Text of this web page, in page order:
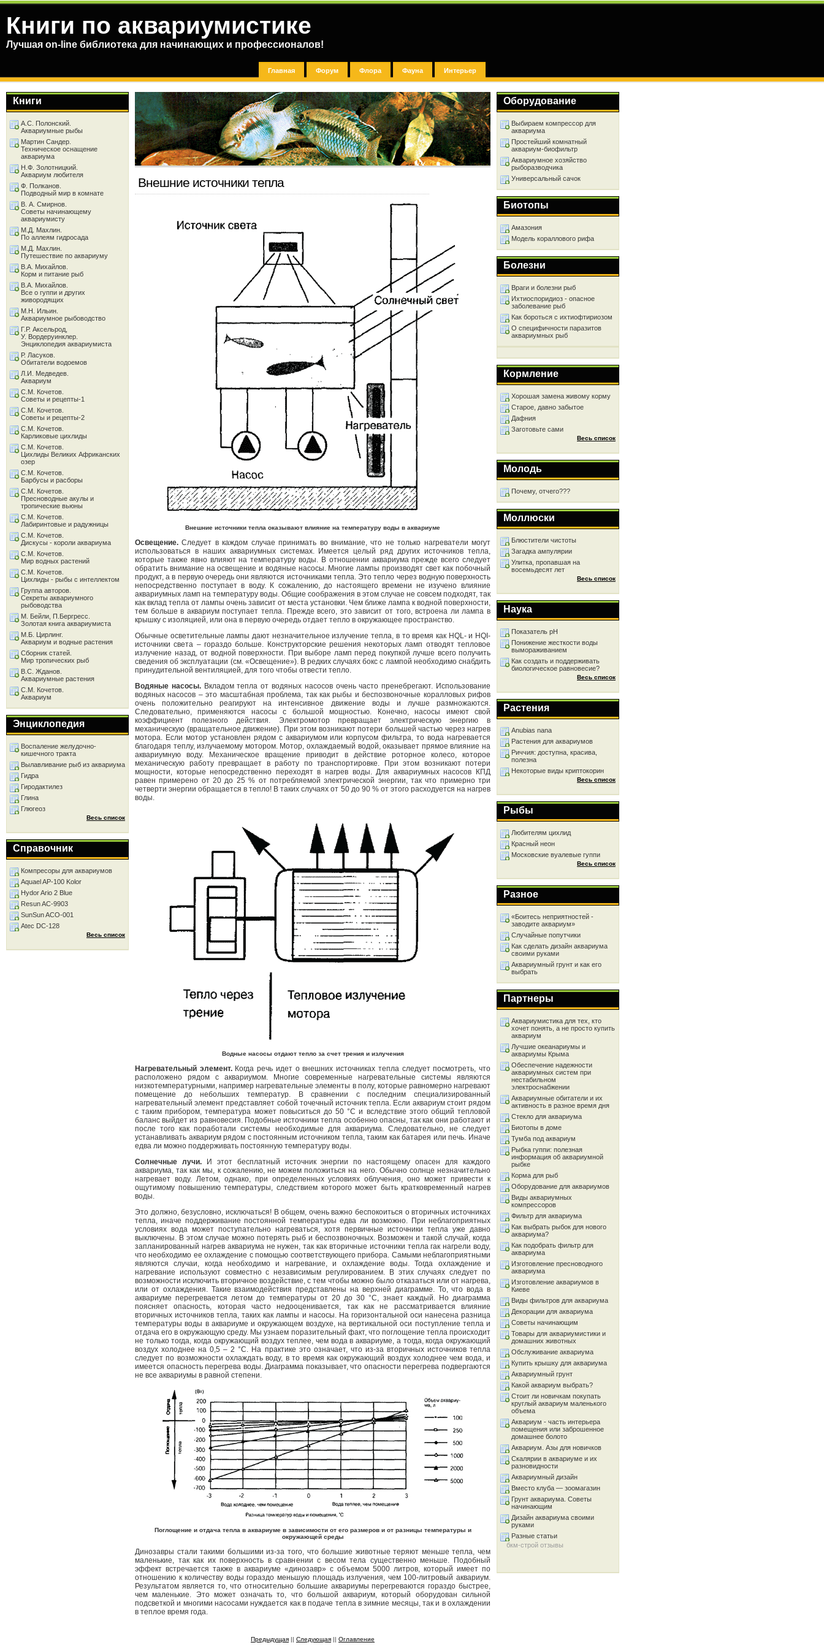
Книги по аквариумистике
Лучшая on-line библиотека для начинающих и профессионалов!
Главная Форум Флора Фауна Интерьер
Внешние источники тепла
Внешние источники тепла оказывают влияние на температуру воды в аквариуме
Освещение. Следует в каждом случае принимать во внимание, что не только нагреватели могут
использоваться в наших аквариумных системах. Имеется целый ряд других источников тепла,
которые также явно влияют на температуру воды. В отношении аквариума прежде всего следует
обратить внимание на освещение и водяные насосы. Многие лампы производят свет как побочный
продукт, а в первую очередь они являются источниками тепла. Это тепло через водную поверхность
непосредственно поступает в воду. К сожалению, до настоящего времени не изучено влияние
аквариумных ламп на температуру воды. Общие соображения в этом случае не совсем подходят, так
как вклад тепла от лампы очень зависит от места установки. Чем ближе лампа к водной поверхности,
тем больше в аквариум поступает тепла. Прежде всего, это зависит от того, встроена ли лампа в
крышку с изоляцией, или она в первую очередь отдает тепло в окружающее пространство.
Обычные осветительные лампы дают незначительное излучение тепла, в то время как HQL- и HQI-
источники света – гораздо больше. Конструкторские решения некоторых ламп отводят тепловое
излучение назад, от водной поверхности. При выборе ламп перед покупкой лучше всего получить
сведения об эксплуатации (см. «Освещение»). В редких случаях бокс с лампой необходимо снабдить
принудительной вентиляцией, для того чтобы отвести тепло.
Водяные насосы.Вкладом тепла от водяных насосов очень часто пренебрегают. Использование
водяных насосов – это масштабная проблема, так как рыбы и беспозвоночные коралловых рифов
очень положительно реагируют на интенсивное движение воды и лучше размножаются.
Следовательно, применяются насосы с большой мощностью. Конечно, насосы имеют свой
коэффициент полезного действия. Электромотор превращает электрическую энергию в
механическую (вращательное движение). При этом возникают потери большей частью через нагрев
мотора. Если мотор установлен рядом с аквариумом или корпусом фильтра, то вода нагревается
благодаря теплу, излучаемому мотором. Мотор, охлаждаемый водой, оказывает прямое влияние на
аквариумную воду. Механическое вращение приводит в действие роторное колесо, которое
механическую работу превращает в работу по транспортировке. При этом возникают потери
мощности, которые непосредственно переходят в нагрев воды. Для аквариумных насосов КПД
равен примерено от 20 до 25 % от потребляемой электрической энергии, так что примерно три
четверти энергии обращается в тепло! В таких случаях от 50 до 90 % от этого расходуется на нагрев
воды.
Водные насосы отдают тепло за счет трения и излучения
Нагревательный элемент.Когда речь идет о внешних источниках тепла следует посмотреть, что
расположено рядом с аквариумом. Многие современные нагревательные системы являются
низкотемпературными, например нагревательные элементы в полу, которые равномерно нагревают
помещение до небольших температур. В сравнении с последним специализированный
нагревательный элемент представляет собой точечный источник тепла. Если аквариум стоит рядом
с таким прибором, температура может повыситься до 50 °С и вследствие этого общий тепловой
баланс выйдет из равновесия. Подобные источники тепла особенно опасны, так как они работают и
после того как поработали системы необходимые для аквариума. Следовательно, не следует
устанавливать аквариум рядом с постоянным источником тепла, таким как батарея или печь. Иначе
едва ли можно поддерживать постоянную температуру воды.
Солнечные лучи.И этот бесплатный источник энергии по настоящему опасен для каждого
аквариума, так как мы, к сожалению, не можем положиться на него. Обычно солнце незначительно
нагревает воду. Летом, однако, при определенных условиях облучения, оно может привести к
ощутимому повышению температуры, следствием которого может быть кратковременный нагрев
воды.
Это должно, безусловно, исключаться! В общем, очень важно беспокоиться о вторичных источниках
тепла, иначе поддерживание постоянной температуры едва ли возможно. При неблагоприятных
условиях вода может поступательно нагреваться, хотя первичные источники тепла уже давно
выключены. В этом случае можно потерять рыб и беспозвоночных. Возможен и такой случай, когда
запланированный нагрев аквариума не нужен, так как вторичные источники тепла гак нагрели воду,
что необходимо ее охлаждение с помощью соответствующего прибора. Самыми неблагоприятными
являются случаи, когда необходимо и нагревание, и охлаждение воды. Тогда охлаждение и
нагревание используют совместно с независимым регулированием. В этих случаях следует по
возможности исключить вторичное воздействие, с тем чтобы можно было отказаться или от нагрева,
или от охлаждения. Такие взаимодействия представлены на верхней диаграмме. То, что вода в
аквариуме перегревается летом до температуры от 20 до 30 °C, знает каждый. Но диаграмма
поясняет опасность, которая часто недооценивается, так как не рассматривается влияние
вторичных источников тепла, таких как лампы и насосы. На горизонтальной оси нанесена разница
температуры воды в аквариуме и окружающем воздухе, на вертикальной оси поступление тепла и
отдача его в окружающую среду. Мы узнаем поразительный факт, что поглощение тепла происходит
не только тогда, когда окружающий воздух теплее, чем вода в аквариуме, а тогда, когда окружающий
воздух холоднее на 0,5 – 2 °C. На практике это означает, что из-за вторичных источников тепла
следует по возможности охлаждать воду, в то время как окружающий воздух холоднее чем вода, и
имеется опасность перегрева воды. Диаграмма показывает, что опасности перегрева подвергаются
не все аквариумы в равной степени.
Поглощение и отдача тепла в аквариуме в зависимости от его размеров и от разницы температуры и
окружающей среды
Динозавры стали такими большими из-за того, что большие животные теряют меньше тепла, чем
маленькие, так как их поверхность в сравнении с весом тела существенно меньше. Подобный
эффект встречается также в аквариуме «динозавр» с объемом 5000 литров, который имеет по
отношению к количеству воды гораздо меньшую площадь излучения, чем 100-литровый аквариум.
Результатом является то, что относительно большие аквариумы перегреваются гораздо быстрее,
чем маленькие. Это может означать то, что большой аквариум, который оборудован сильной
подсветкой и многими насосами нуждается как в подаче тепла в зимние месяцы, так и в охлаждении
в теплое время года.
Предыдущая || Следующая || Оглавление
Оборудование
Выбираем компрессор для
аквариума
Простейший комнатный
аквариум-биофильтр
Аквариумное хозяйство
рыборазводчика
Универсальный сачок
Биотопы
Амазония
Модель кораллового рифа
Болезни
Враги и болезни рыб
Ихтиоспоридиоз - опасное
заболевание рыб
Как бороться с ихтиофтириозом
О специфичности паразитов
аквариумных рыб
Кормление
Хорошая замена живому корму
Старое, давно забытое
Дафния
Заготовьте сами
Весь список
Молодь
Почему, отчего???
Моллюски
Блюстители чистоты
Загадка ампулярии
Улитка, пропавшая на
восемьдесят лет
Весь список
Наука
Показатель рН
Понижение жесткоcти воды
вымораживанием
Как создать и поддерживать
биологическое равновесие?
Весь список
Растения
Anubias nana
Растения для аквариумов
Риччия: доступна, красива,
полезна
Некоторые виды криптокорин
Весь список
Рыбы
Любителям цихлид
Красный неон
Московские вуалевые гуппи
Весь список
Разное
«Боитесь неприятностей -
заводите аквариум»
Случайные попутчики
Как сделать дизайн аквариума
своими руками
Аквариумный грунт и как его
выбрать
Партнеры
Аквариумистика для тех, кто
хочет понять, а не просто купить
аквариум
Лучшие океанариумы и
аквариумы Крыма
Обеспечение надежности
аквариумных систем при
нестабильном
электроснабжении
Аквариумные обитатели и их
активность в разное время дня
Стекло для аквариума
Биотопы в доме
Тумба под аквариум
Рыбка гуппи: полезная
информация об аквариумной
рыбке
Корма для рыб
Оборудование для аквариумов
Виды аквариумных
компрессоров
Фильтр для аквариума
Как выбрать рыбок для нового
аквариума?
Как подобрать фильтр для
аквариума
Изготовление пресноводного
аквариума
Изготовление аквариумов в
Киеве
Виды фильтров для аквариума
Декорации для аквариума
Советы начинающим
Товары для аквариумистики и
домашних животных
Обслуживание аквариума
Купить крышку для аквариума
Аквариумный грунт
Какой аквариум выбрать?
Стоит ли новичкам покупать
круглый аквариум маленького
объема
Аквариум - часть интерьера
помещения или заброшенное
домашнее болото
Аквариум. Азы для новичков
Скалярии в аквариуме и их
разновидности
Аквариумный дизайн
Вместо клуба — зоомагазин
Грунт аквариума. Советы
начинающим
Дизайн аквариума своими
руками
Разные статьи
бкм-строй отзывы
Книги
А.С. Полонский.
Аквариумные рыбы
Мартин Сандер.
Техническое оснащение
аквариума
Н.Ф. Золотницкий.
Аквариум любителя
Ф. Полканов.
Подводный мир в комнате
В. А. Смирнов.
Советы начинающему
аквариумисту
М.Д. Махлин.
По аллеям гидросада
М.Д. Махлин.
Путешествие по аквариуму
В.А. Михайлов.
Корм и питание рыб
В.А. Михайлов.
Все о гуппи и других
живородящих
М.Н. Ильин.
Аквариумное рыбоводство
Г.Р. Аксельрод,
У. Вордеруинклер.
Энциклопедия аквариумиста
Р. Ласуков.
Обитатели водоемов
Л.И. Медведев.
Аквариум
С.М. Кочетов.
Советы и рецепты-1
С.М. Кочетов.
Советы и рецепты-2
С.М. Кочетов.
Карликовые цихлиды
С.М. Кочетов.
Цихлиды Великих Африканских
озер
С.М. Кочетов.
Барбусы и расборы
С.М. Кочетов.
Пресноводные акулы и
тропические вьюны
С.М. Кочетов.
Лабиринтовые и радужницы
С.М. Кочетов.
Дискусы - короли аквариума
С.М. Кочетов.
Мир водных растений
С.М. Кочетов.
Цихлиды - рыбы с интеллектом
Группа авторов.
Секреты аквариумного
рыбоводства
М. Бейли, П.Бергресс.
Золотая книга аквариумиста
М.Б. Цирлинг.
Аквариум и водные растения
Сборник статей.
Мир тропических рыб
В.С. Жданов.
Аквариумные растения
С.М. Кочетов.
Аквариум
Энциклопедия
Воспаление желудочно-
кишечного тракта
Вылавливание рыб из аквариума
Гидра
Гиродактилез
Глина
Глюгеоз
Весь список
Справочник
Компресоры для аквариумов
Aquael AP-100 Kolor
Hydor Ario 2 Blue
Resun AC-9903
SunSun ACO-001
Atec DC-128
Весь список